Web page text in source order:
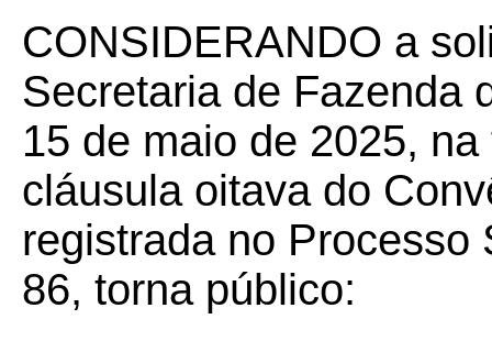
CONSIDERANDO a
Secretaria de Fazenda
15 de maio de 2025,
cláusula oitava do
registrada no Processo
86, torna público: